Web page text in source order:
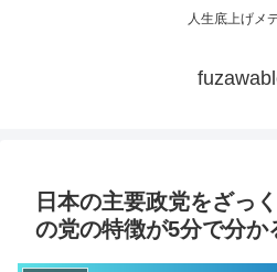
人生底上げメ
日本の主要政党をざっ
の党の特徴が5分で分か